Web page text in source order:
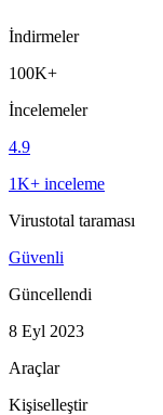
İndirmeler
100K+
İncelemeler
4.9
1K+ inceleme
Virustotal taraması
Güvenli
Güncellendi
8 Eyl 2023
Araçlar
Kişiselleştir